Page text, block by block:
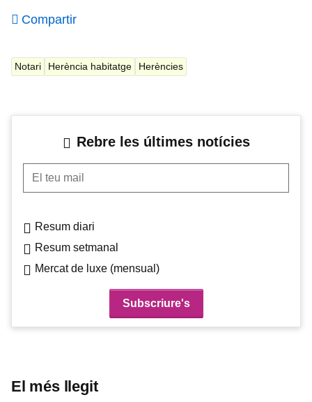
Compartir
Notari Herència habitatge Herències
Rebre les últimes notícies
El teu mail
Resum diari
Resum setmanal
Mercat de luxe (mensual)
El més llegit